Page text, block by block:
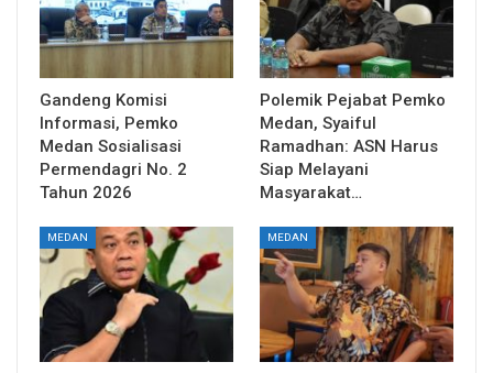
Gandeng Komisi
Informasi, Pemko
Medan Sosialisasi
Permendagri No. 2
Tahun 2026
Polemik Pejabat Pemko
Medan, Syaiful
Ramadhan: ASN Harus
Siap Melayani
Masyarakat…
MEDAN MEDAN